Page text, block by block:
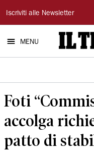
Il
Tirreno
Iscriviti alle Newsletter
MENU
Foti
accolga
patto di